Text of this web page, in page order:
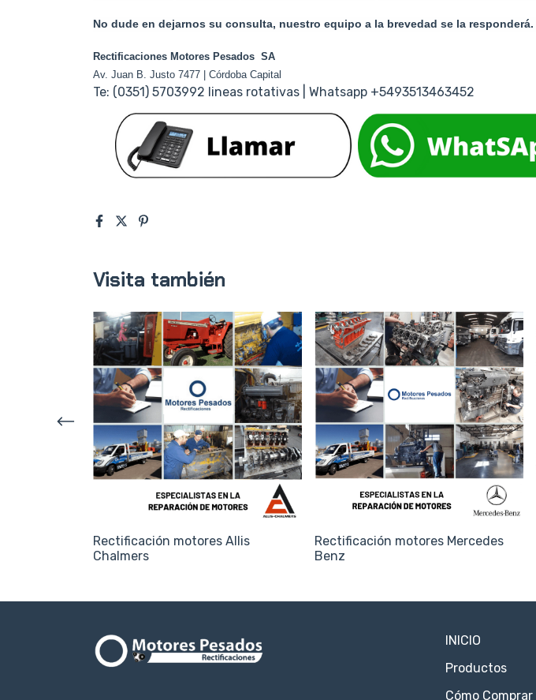
No dude en dejarnos su consulta, nuestro equipo a la brevedad se la responderá.
Rectificaciones Motores Pesados SA
Av. Juan B. Justo 7477 | Córdoba Capital
Te: (0351) 5703992 lineas rotativas | Whatsapp +5493513463452
Visita también
Rectificación motores Allis
Chalmers
Rectificación motores Mercedes
Benz
INICIO
Productos
Cómo Comprar